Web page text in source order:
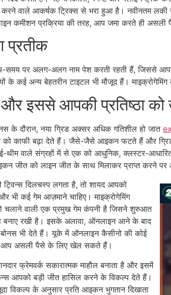
वाले आकर्षक ट्रिक्स से भरा हुआ है। नवीनतम लकी
कमीशन प्रक्रिया की तरह, आप जमा करते ही
समय पर अलग-अलग नाम पेश करती रहती हैं, जिससे
के कई अन्य बेहतरीन टाइटल भी मौजूद हैं।
इससे आपकी प्रतिष्ठा को
के दौरान, नया ग्रिड अक्सर अधिक गतिशील हो जात
को काफी बढ़ा देते हैं। जैसे-जैसे आइकन फटते हैं और ग्रिड
थीम वाले संग्रहों में से एक को आधुनिक, क्लस्टर-
जीत को लाइन जीत के साथ मिलाकर प्राप्त करने पर
ट्विन्स दिलचस्प लगता है, तो शायद आपको
भी कई गेम आज़माने चाहिए। माइक्रोगेमिंग
चलाने वाली एक प्रमुख गेम कंपनी है जिसने शुरुआत
बनाए रखी है। इसके अलावा, ऑनलाइन आने के बाद
बोनस भी देते हैं। यूके में ऑनलाइन कैसीनो की कोई
आप असली पैसे के लिए खेल सकते हैं।
फ्रेमवर्क सकारात्मक माहौल बनाता है और इसमें
आपको बड़ी जीत हासिल करने के विकल्प देते हैं।
विकल्प के अनुसार प्रति आइकन भुगतान दिखाता